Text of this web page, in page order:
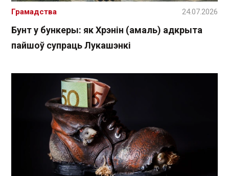
Бунт у бункеры: як Хрэнін (амаль) адкрыта
пайшоў супраць Лукашэнкі
Грамадства 24.07.2026